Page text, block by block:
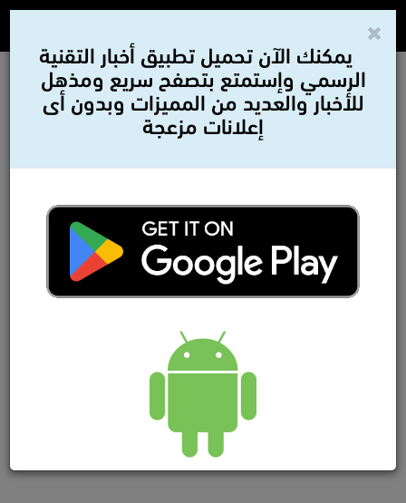
يمكنك الآن تحميل تطبيق أخبار التقنية
الرسمي وإستمتع بتصفح سريع ومذهل
للأخبار والعديد من المميزات وبدون أى
إعلانات مزعجة